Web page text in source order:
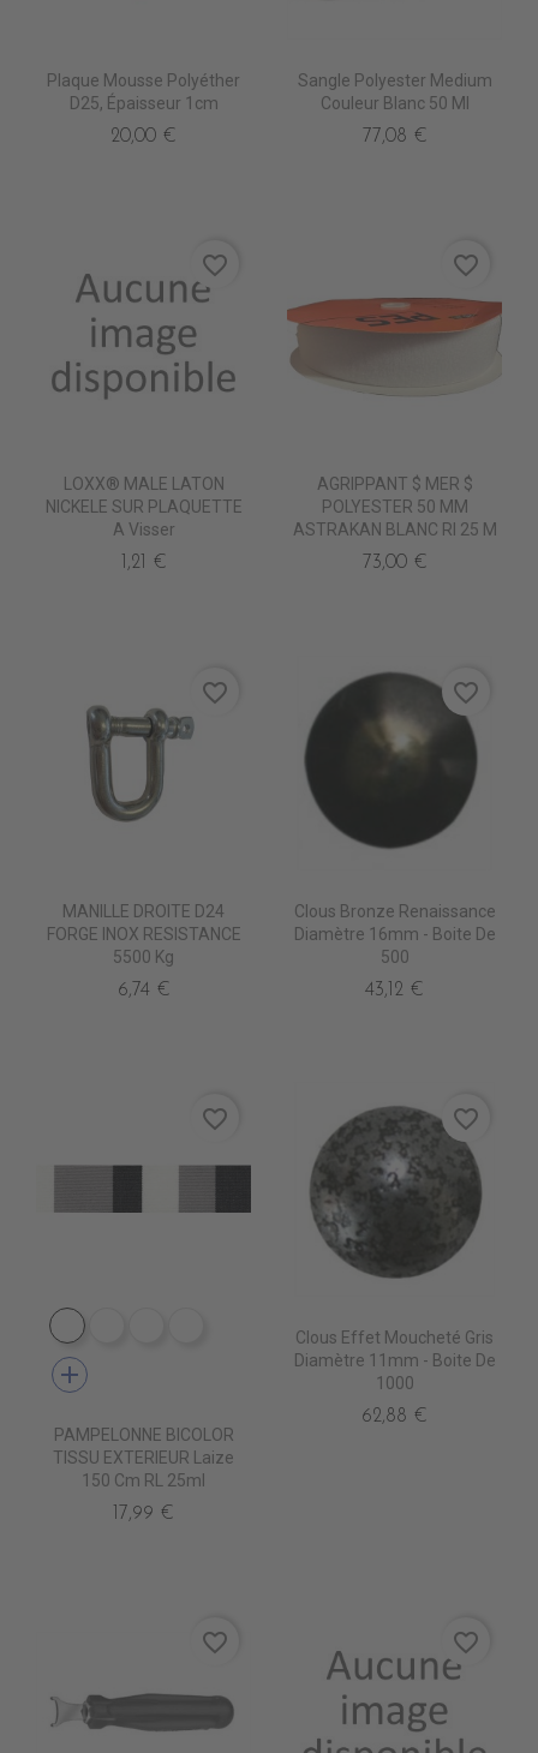
Plaque Mousse Polyéther
D25, Épaisseur 1cm
20,00 €
Sangle Polyester Medium
Couleur Blanc 50 Ml
77,08 €
LOXX® MALE LATON
NICKELE SUR PLAQUETTE
A Visser
1,21 €
favorite_border
AGRIPPANT $ MER $
POLYESTER 50 MM
ASTRAKAN BLANC Rl 25 M
73,00 €
favorite_border
MANILLE DROITE D24
FORGE INOX RESISTANCE
5500 Kg
6,74 €
favorite_border
Clous Bronze Renaissance
Diamètre 16mm - Boite De
500
43,12 €
favorite_border
DE1009 CIGALEDE1012 MARBRE STONE
DE1006 MARBRE COLAS
add
PAMPELONNE BICOLOR
TISSU EXTERIEUR Laize
150 Cm RL 25ml
17,99 €
favorite_border
Clous Effet Moucheté Gris
Diamètre 11mm - Boite De
1000
62,88 €
favorite_border
favorite_border favorite_border